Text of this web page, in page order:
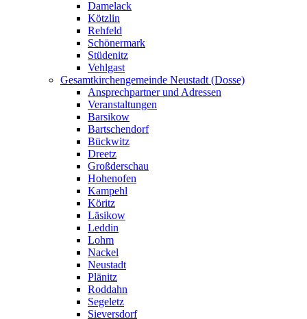
Damelack
Kötzlin
Rehfeld
Schönermark
Stüdenitz
Vehlgast
Gesamtkirchengemeinde Neustadt (Dosse)
Ansprechpartner und Adressen
Veranstaltungen
Barsikow
Bartschendorf
Bückwitz
Dreetz
Großderschau
Hohenofen
Kampehl
Köritz
Läsikow
Leddin
Lohm
Nackel
Neustadt
Plänitz
Roddahn
Segeletz
Sieversdorf